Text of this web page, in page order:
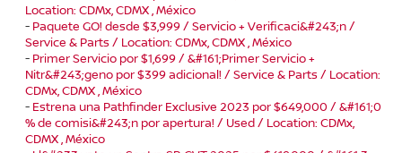
Location: CDMx, CDMX , México
- Paquete GO! desde $3,999 / Servicio + Verificaci&#243;n /
Service & Parts / Location: CDMx, CDMX , México
- Primer Servicio por $1,699 / &#161;Primer Servicio +
Nitr&#243;geno por $399 adicional! / Service & Parts / Location:
CDMx, CDMX , México
- Estrena una Pathfinder Exclusive 2023 por $649,000 / &#161;0
% de comisi&#243;n por apertura! / Used / Location: CDMx,
CDMX , México